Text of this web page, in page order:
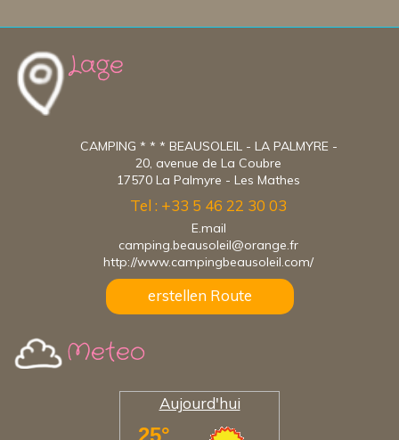
Lage
CAMPING * * * BEAUSOLEIL - LA PALMYRE -
20, avenue de La Coubre
17570 La Palmyre - Les Mathes
Tel : +33 5 46 22 30 03
E.mail
camping.beausoleil@orange.fr
http://www.campingbeausoleil.com/
erstellen Route
Meteo
Aujourd'hui